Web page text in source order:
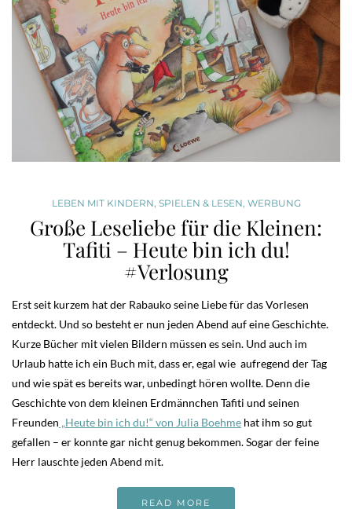
LEBEN MIT KINDERN SPIELEN & LESEN WERBUNG
Große Leseliebe für die Kleinen:
Tafiti – Heute bin ich du!
#Verlosung
Erst seit kurzem hat der Rabauko seine Liebe für das Vorlesen
entdeckt. Und so besteht er nun jeden Abend auf eine Geschichte.
Kurze Bücher mit vielen Bildern müssen es sein. Und auch im
Urlaub hatte ich ein Buch mit, dass er, egal wie aufregend der Tag
und wie spät es bereits war, unbedingt hören wollte. Denn die
Geschichte von dem kleinen Erdmännchen Tafiti und seinen
Freunden „Heute bin ich du!“ von Julia Boehme hat ihm so gut
gefallen – er konnte gar nicht genug bekommen. Sogar der feine
Herr lauschte jeden Abend mit.
READ MORE